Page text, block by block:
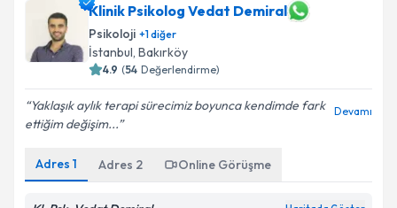
Klinik Psikolog Vedat Demiral
Psikoloji +1diğer
İstanbul, Bakırköy
4.9 (54 Değerlendirme)
Yaklaşık aylık terapi sürecimiz boyunca kendimde fark
ettiğim değişim...
Devamı
Adres 1 Adres 2 Online Görüşme